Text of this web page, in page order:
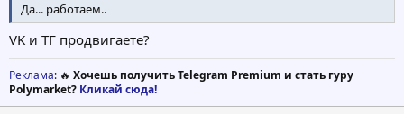
Да... работаем..
VK и ТГ продвигаете?
Реклама: 🔥 Хочешь получить Telegram Premium и стать гуру
Polymarket? Кликай сюда!